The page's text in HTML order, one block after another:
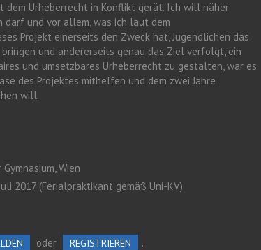
dem Urheberrecht in Konflikt gerät. Ich will näher
und vor allem, was ich laut dem
Projekt einerseits den Zweck hat, Jugendlichen das
und andererseits genau das Ziel verfolgt, ein
und umsetzbares Urheberrecht zu gestalten, war es
des Projektes mithelfen und dem zwei Jahre
will.
Wien
2017 (Ferialpraktikant gemäß Uni-KV)
oder REGISTRIEREN .